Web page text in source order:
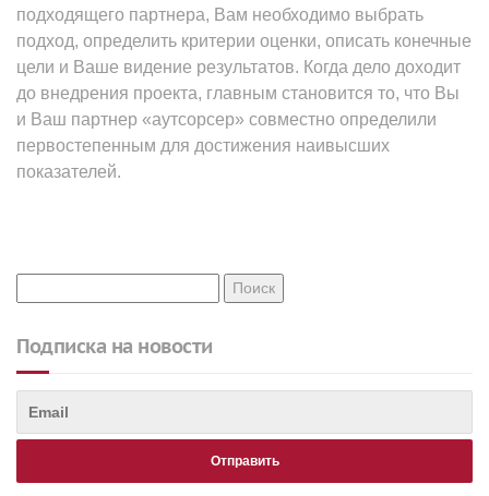
подходящего партнера, Вам необходимо выбрать
подход, определить критерии оценки, описать конечные
цели и Ваше видение результатов. Когда дело доходит
до внедрения проекта, главным становится то, что Вы
и Ваш партнер «аутсорсер» совместно определили
первостепенным для достижения наивысших
показателей.
Подписка на новости